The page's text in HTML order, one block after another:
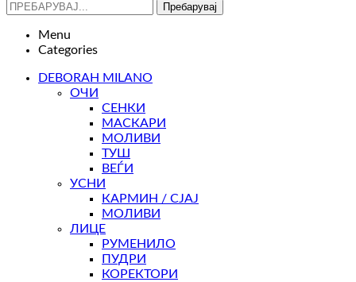
Пребарувај
Menu
Categories
DEBORAH MILANO
ОЧИ
СЕНКИ
МАСКАРИ
МОЛИВИ
ТУШ
ВЕЃИ
УСНИ
КАРМИН / СЈАЈ
МОЛИВИ
ЛИЦЕ
РУМЕНИЛО
ПУДРИ
КОРЕКТОРИ